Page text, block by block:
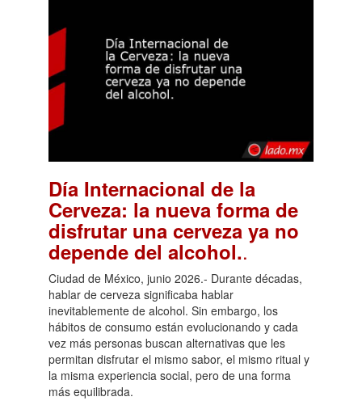
Día Internacional de la
Cerveza: la nueva forma de
disfrutar una cerveza ya no
depende del alcohol..
Ciudad de México, junio 2026.- Durante décadas,
hablar de cerveza significaba hablar
inevitablemente de alcohol. Sin embargo, los
hábitos de consumo están evolucionando y cada
vez más personas buscan alternativas que les
permitan disfrutar el mismo sabor, el mismo ritual y
la misma experiencia social, pero de una forma
más equilibrada.